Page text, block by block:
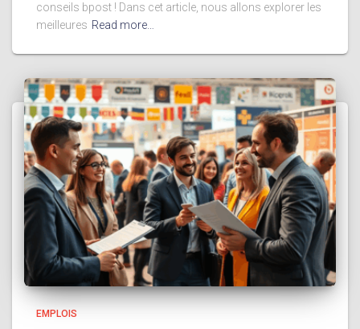
conseils bpost ! Dans cet article, nous allons explorer les
meilleures Read more…
EMPLOIS